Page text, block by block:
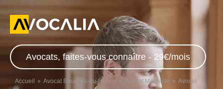
Avocats, faites-vous connaître - 29€/mois
Accueil Avocat Bouches-du-Rhône Avocat Marseille
Avocat